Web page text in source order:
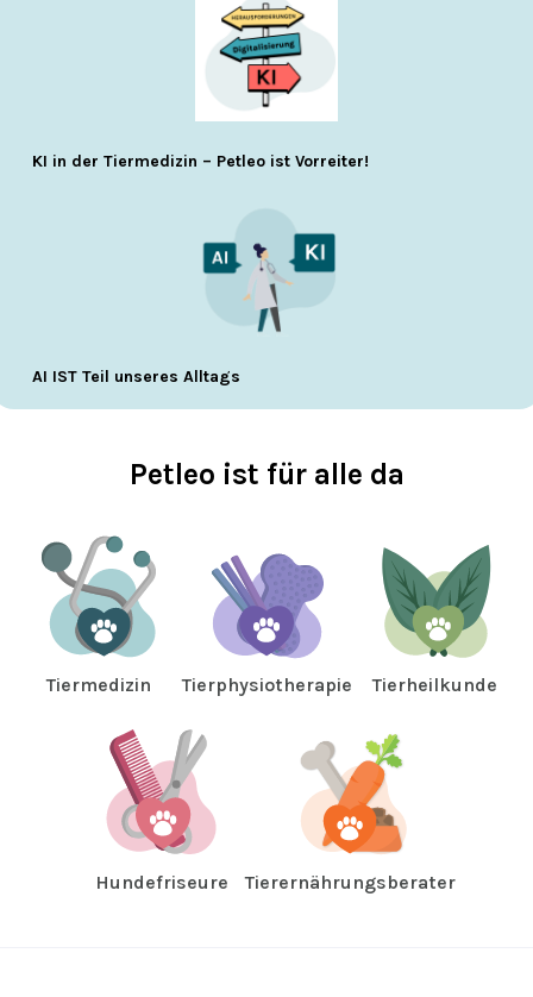
KI in der Tiermedizin – Petleo ist Vorreiter!
AI IST Teil unseres Alltags
Petleo ist für alle da
Tiermedizin Tierphysiotherapie Tierheilkunde
Hundefriseure Tierernährungsberater